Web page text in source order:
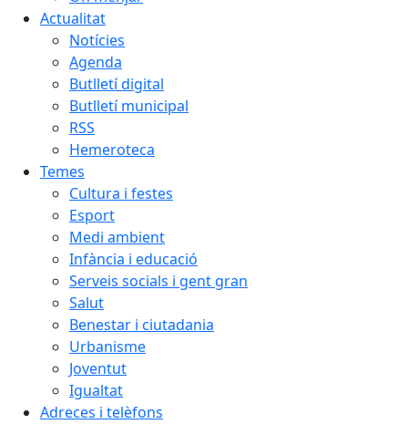
Actualitat
Notícies
Agenda
Butlletí digital
Butlletí municipal
RSS
Hemeroteca
Temes
Cultura i festes
Esport
Medi ambient
Infància i educació
Serveis socials i gent gran
Salut
Benestar i ciutadania
Urbanisme
Joventut
Igualtat
Adreces i telèfons